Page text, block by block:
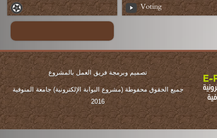
Voting
تصميم وبرمجة فريق العمل بالمشروع
جميع الحقوق محفوطة (مشروع البوابة الإلكترونية) جامعة المنوفية
2016